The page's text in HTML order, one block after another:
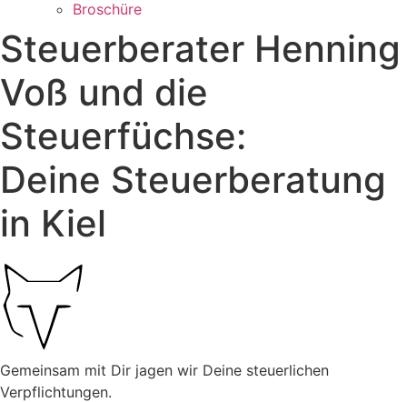
Broschüre
Steuerberater Henning
Voß und die
Steuerfüchse:
Deine Steuerberatung
in Kiel
Gemeinsam mit Dir jagen wir Deine steuerlichen
Verpflichtungen.